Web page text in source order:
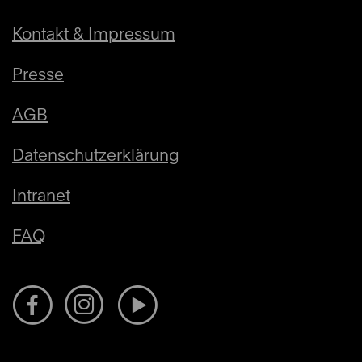
Kontakt & Impressum
Presse
AGB
Datenschutzerklärung
Intranet
FAQ